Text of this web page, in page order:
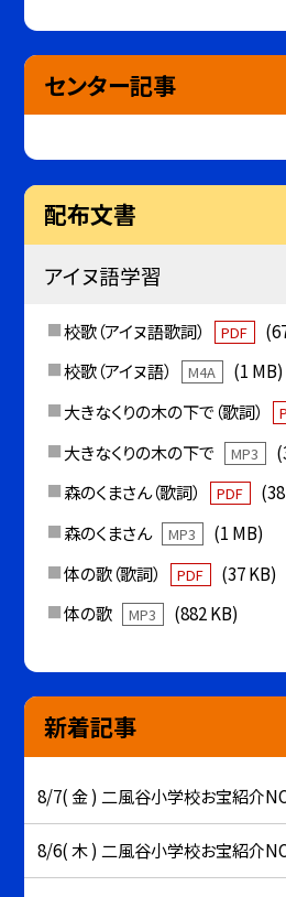
センター記事
配布文書
アイヌ語学習
校歌（アイヌ語歌詞） PDF
校歌（アイヌ語）
M4A
(1 MB)
大きなくりの木の下で（歌詞）
大きなくりの木の下で
MP3
森のくまさん（歌詞）
PDF
森のくまさん
MP3
(1 MB)
体の歌（歌詞）
PDF
(37 KB)
体の歌
MP3 (882 KB)
新着記事
8/7( 金 ) 二風谷小学校お宝紹介
8/6( 木 ) 二風谷小学校お宝紹介